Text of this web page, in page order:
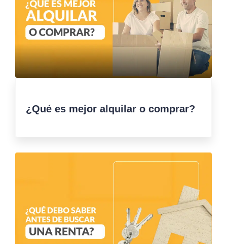
¿Qué es mejor alquilar o comprar?